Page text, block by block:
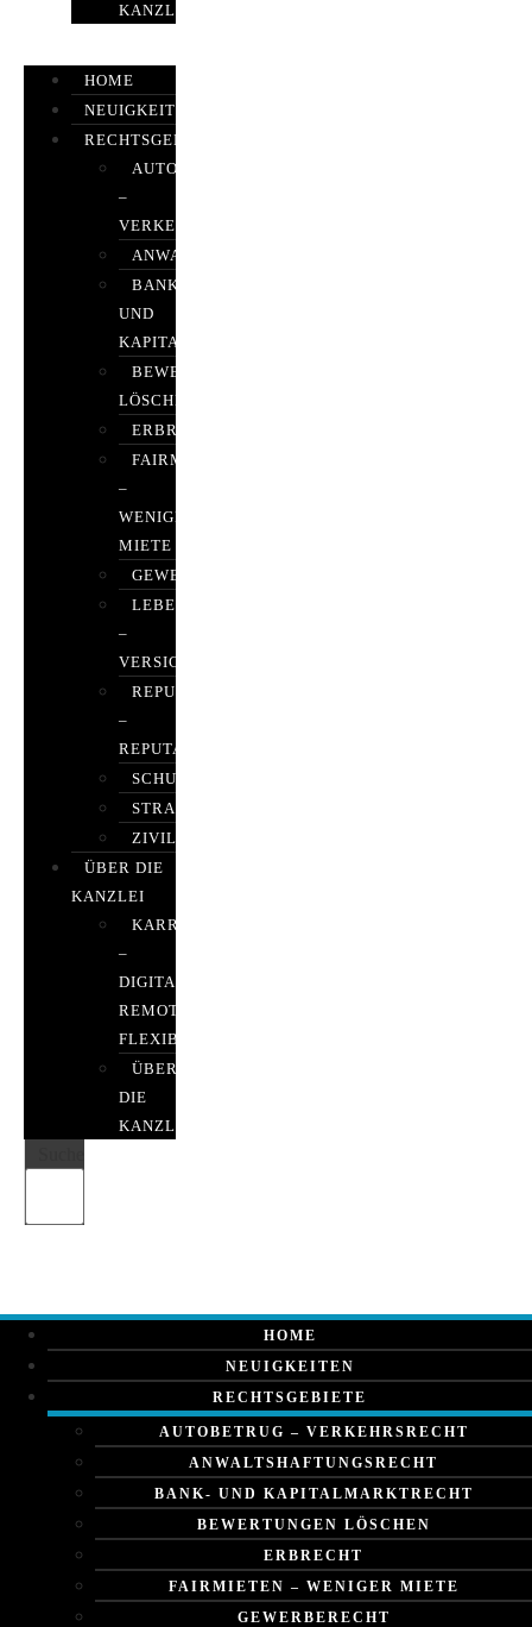
KANZLEI
HOME
NEUIGKEITEN
RECHTSGEBIETE
AUTOBETRUG
–
VERKEHRSRECHT
ANWALTSHAFTUNGSRECHT
BANK-
UND
KAPITALMARKTRECHT
BEWERTUNGEN
LÖSCHEN
ERBRECHT
FAIRMIETEN
–
WENIGER
MIETE
GEWERBERECHT
LEBENSVERSICHERUNG
–
VERSICHERUNGSRECHT
REPUTATIONSRECHT
–
REPUTATIONSMANAGEMENT
SCHUFARECHT
STRAFRECHT
ZIVILRECHT
ÜBER DIE
KANZLEI
KARRIERE
–
DIGITAL,
REMOTE,
FLEXIBEL
ÜBER
DIE
KANZLEI
HOME
NEUIGKEITEN
RECHTSGEBIETE
AUTOBETRUG – VERKEHRSRECHT
ANWALTSHAFTUNGSRECHT
BANK- UND KAPITALMARKTRECHT
BEWERTUNGEN LÖSCHEN
ERBRECHT
FAIRMIETEN – WENIGER MIETE
GEWERBERECHT